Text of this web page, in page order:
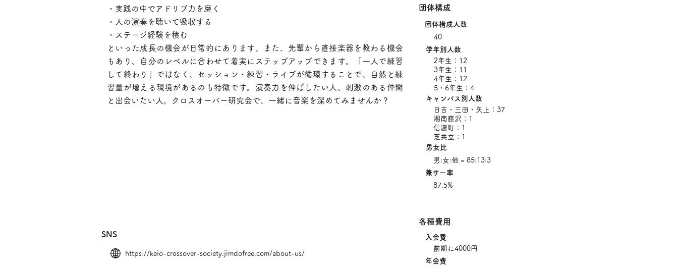
・実践の中でアドリブ力を磨く
・人の演奏を聴いて吸収する
・ステージ経験を積む
といった成長の機会が日常的にあります。また、先輩から直接楽器を教わる機会
もあり、自分のレベルに合わせて着実にステップアップできます。「一人で練習
して終わり」ではなく、セッション・練習・ライブが循環することで、自然と練
習量が増える環境があるのも特徴です。演奏力を伸ばしたい人、刺激のある仲間
と出会いたい人。クロスオーバー研究会で、一緒に音楽を深めてみませんか？
SNS
https://keio-crossover-society.jimdofree.com/about-us/
団体構成
団体構成人数
40
学年別人数
2年生：12
3年生：11
4年生：12
5・6年生：4
キャンパス別人数
日吉・三田・矢上：37
湘南藤沢：1
信濃町：1
芝共立：1
男女比
男:女:他 = 85:13:3
兼サー率
87.5%
​各種費用
入会費
前期に4000円
年会費